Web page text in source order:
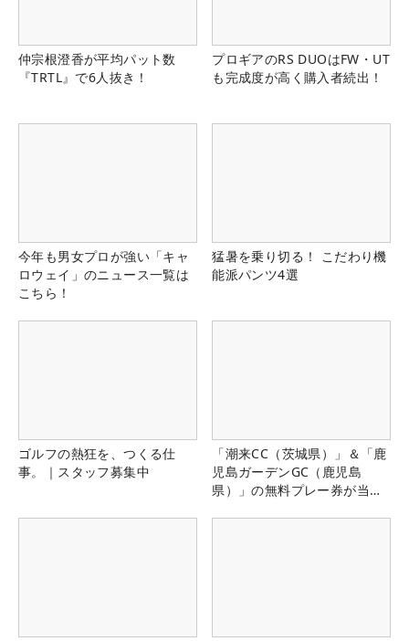
仲宗根澄香が平均パット数
『TRTL』で6人抜き！
プロギアのRS DUOはFW・UT
も完成度が高く購入者続出！
今年も男女プロが強い「キャ
ロウェイ」のニュース一覧は
こちら！
猛暑を乗り切る！ こだわり機
能派パンツ4選
ゴルフの熱狂を、つくる仕
事。｜スタッフ募集中
「潮来CC（茨城県）」＆「鹿
児島ガーデンGC（鹿児島
県）」の無料プレー券が当た